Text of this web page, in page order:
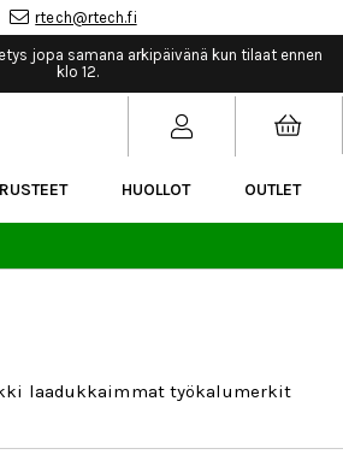
rtech@rtech.fi
jopa samana arkipäivänä kun tilaat ennen
klo 12.
HUOLLOT OUTLET
laadukkaimmat työkalumerkit